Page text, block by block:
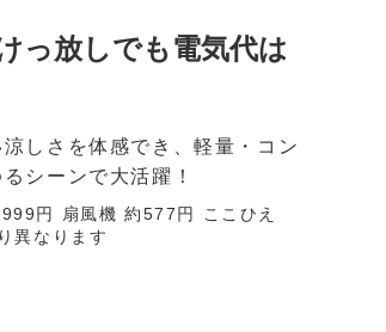
っ放しでも電気代は
しさを体感でき、軽量・コン
シーンで大活躍！
円 扇風機 約577円 ここひえ
異なります